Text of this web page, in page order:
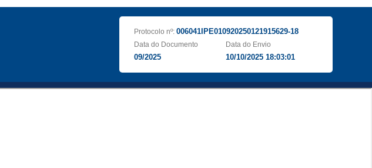
Protocolo nº: 006041IPE010920250121915629-18
Data do Documento
09/2025
Data do Envio
10/10/2025 18:03:01